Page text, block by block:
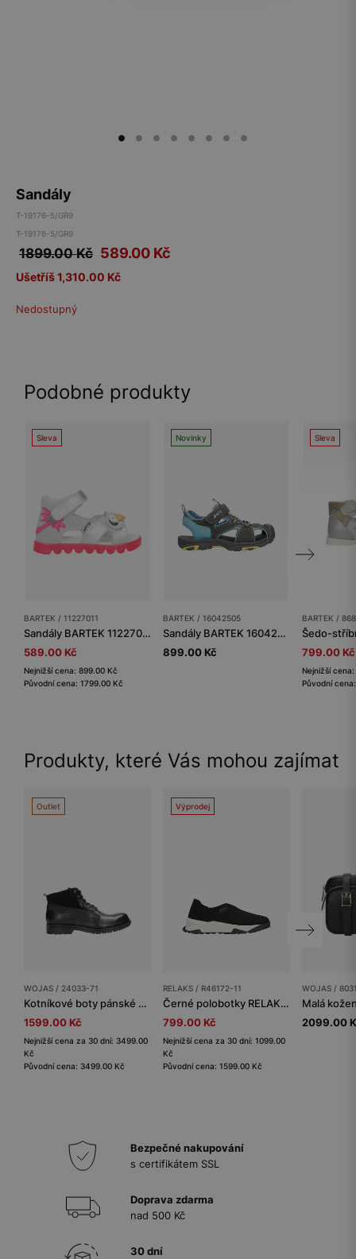
Sandály
T-19176-5/GR9
T-19176-5/GR9
1899.00 Kč 589.00 Kč
Ušetříš 1,310.00 Kč
Nedostupný
Podobné produkty
Sleva
BARTEK / 11227011
Sandály BARTEK 11227011, pro dívky, šedo-růžové
589.00 Kč
Nejnižší cena: 899.00 Kč
Původní cena: 1799.00 Kč
Novinky
BARTEK / 16042505
Sandály BARTEK 16042505 v šedo-modré barvě se žlutými akcenty
899.00 Kč
Sleva
BARTEK /
799.00 Kč
Nejnižší
Původní
Produkty, které Vás mohou zajímat
Outlet
WOJAS / 24033-71
Kotníkové boty pánské z černé hladké kůže a veluru
1599.00 Kč
Nejnižší cena za 30 dní: 3499.00
Kč
Původní cena: 3499.00 Kč
Výprodej
RELAKS / R46172-11
Černé polobotky RELAKS slip-on
799.00 Kč
Nejnižší cena za 30 dní: 1099.00
Kč
Původní cena: 1599.00 Kč
WOJAS /
2099.00
Bezpečné nakupování
s certifikátem SSL
Doprava zdarma
nad 500 Kč
30 dní